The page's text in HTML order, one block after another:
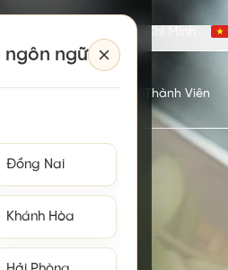
Hồ Chí Minh
Thành Viên
ngôn ngữ
Đồng Nai
Khánh Hòa